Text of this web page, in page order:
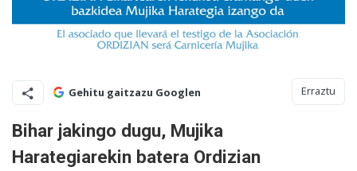
Gehitu gaitzazu Googlen Erraztu
Bihar jakingo dugu, Mujika
Harategiarekin batera Ordizian